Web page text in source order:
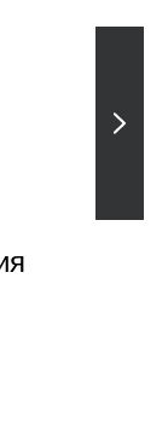
Next